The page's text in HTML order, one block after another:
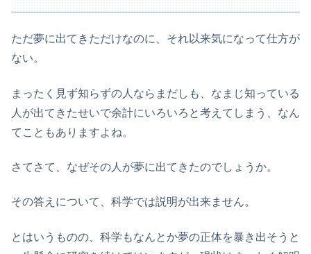
ただ夢に出てきただけなのに、それ以来気になって仕方が
ない。
まったく見ず知らずの人ならまだしも、なまじ知っている
人が出てきたせいで余計にいろいろと考えてしまう、なん
てこともありますよね。
さてさて、なぜその人が夢に出てきたのでしょうか。
その答えについて、科学では説明が出来ません。
とはいうものの、科学もなんとか夢の正体を暴き出そうと